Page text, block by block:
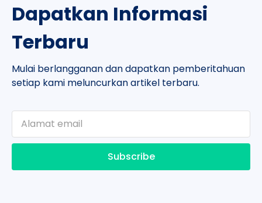
Dapatkan Informasi
Terbaru
Mulai berlangganan dan dapatkan pemberitahuan
setiap kami meluncurkan artikel terbaru.
Subscribe